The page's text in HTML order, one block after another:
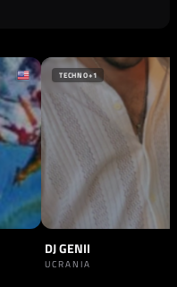
TECHNO+1
DJ GENII
UCRANIA